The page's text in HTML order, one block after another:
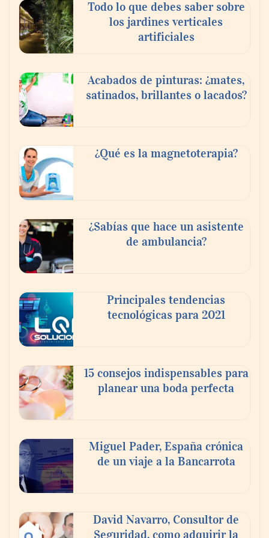
transición a la jornada de 40 horas? Guía
InfoBlock
Reforestando con el Corazón regresa a
Sierra de Guadalupe
La cartera vencida hipotecaria aumenta al
doble de velocidad que la cartera sana en
Toro Tapas inaugura su Raw Bar: una
experiencia desde mediodía hasta el
anochecer con cocina abierta
Todo lo que debes saber sobre
los jardines verticales
artificiales
Acabados de pinturas: ¿mates,
satinados, brillantes o lacados?
¿Qué es la magnetoterapia?
¿Sabías que hace un asistente
de ambulancia?
Principales tendencias
tecnológicas para 2021
15 consejos indispensables para
planear una boda perfecta
Miguel Pader, España crónica
de un viaje a la Bancarrota
David Navarro, Consultor de
Seguridad, como adquirir la